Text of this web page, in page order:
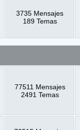
3735 Mensajes
189 Temas
77511 Mensajes
2491 Temas